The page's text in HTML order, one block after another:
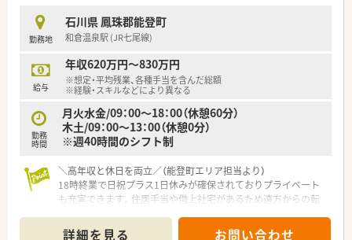
勤務地
石川県 鳳珠郡能登町
和倉温泉駅 (JR七尾線)
給与
年収620万円～830万円
※想定・平均残業、各種手当を含んだ総額
※経験・スキルなどにより異なる
勤務
時間
月火水金/09：00～18：00（休憩60分）
木土/09：00～13：00（休憩0分）
※週40時間のシフト制
＼高年収と休日を両立／（能登町エリア担当より）
18時終業で日祝プラス1日休みが確保されておりプライベート
も充実できます。住居手当や借上社宅があるため遠方からの転
＊------------------------------------------＊
詳細を見る お問い合わせ